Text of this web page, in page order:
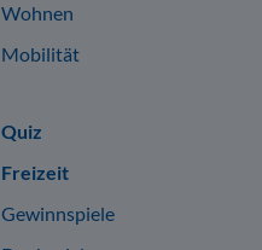
Wohnen
Mobilität
Quiz
Freizeit
Gewinnspiele